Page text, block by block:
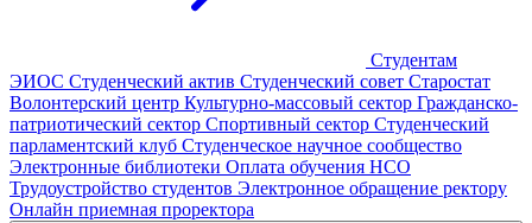
Студентам
ЭИОС Студенческий актив Студенческий совет Старостат
Волонтерский центр Культурно-массовый сектор Гражданско-
патриотический сектор Спортивный сектор Студенческий
парламентский клуб Студенческое научное сообщество
Электронные библиотеки Оплата обучения НСО
Трудоустройство студентов Электронное обращение ректору
Онлайн приемная проректора